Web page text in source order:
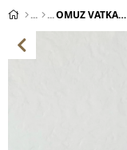
OMUZ VATKALI TAŞLI UZUN KALEM ELBİSE LACİVERT